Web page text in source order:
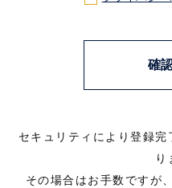
セキュリティにより登録
り
その場合はお手数ですが、